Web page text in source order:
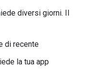
diversi giorni. Il
di recente
la tua app